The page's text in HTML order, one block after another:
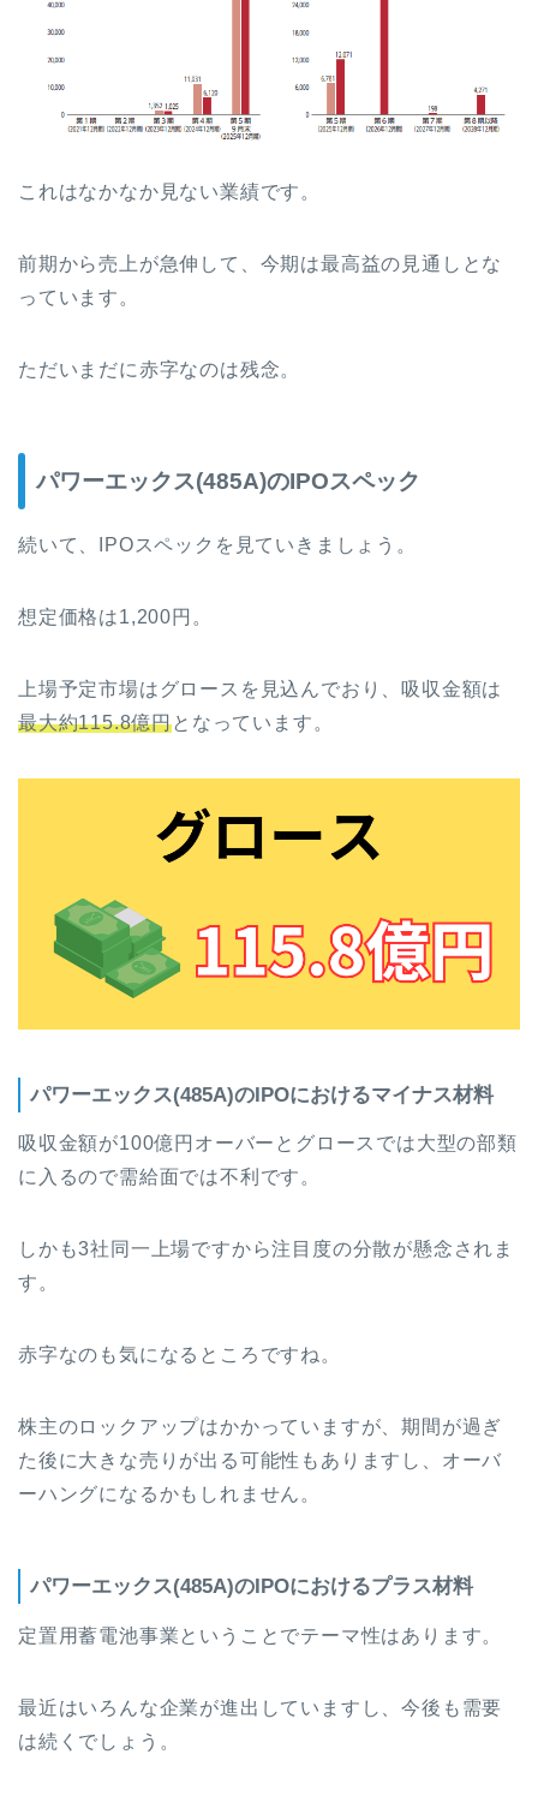
これはなかなか見ない業績です。
前期から売上が急伸して、今期は最高益の見通しとな
っています。
ただいまだに赤字なのは残念。
パワーエックス(485A)のIPOスペック
続いて、IPOスペックを見ていきましょう。
想定価格は1,200円。
上場予定市場はグロースを見込んでおり、吸収金額は
最大約115.8億円となっています。
パワーエックス(485A)のIPOにおけるマイナス材料
吸収金額が100億円オーバーとグロースでは大型の部類
に入るので需給面では不利です。
しかも3社同一上場ですから注目度の分散が懸念されま
す。
赤字なのも気になるところですね。
株主のロックアップはかかっていますが、期間が過ぎ
た後に大きな売りが出る可能性もありますし、オーバ
ーハングになるかもしれません。
パワーエックス(485A)のIPOにおけるプラス材料
定置用蓄電池事業ということでテーマ性はあります。
最近はいろんな企業が進出していますし、今後も需要
は続くでしょう。